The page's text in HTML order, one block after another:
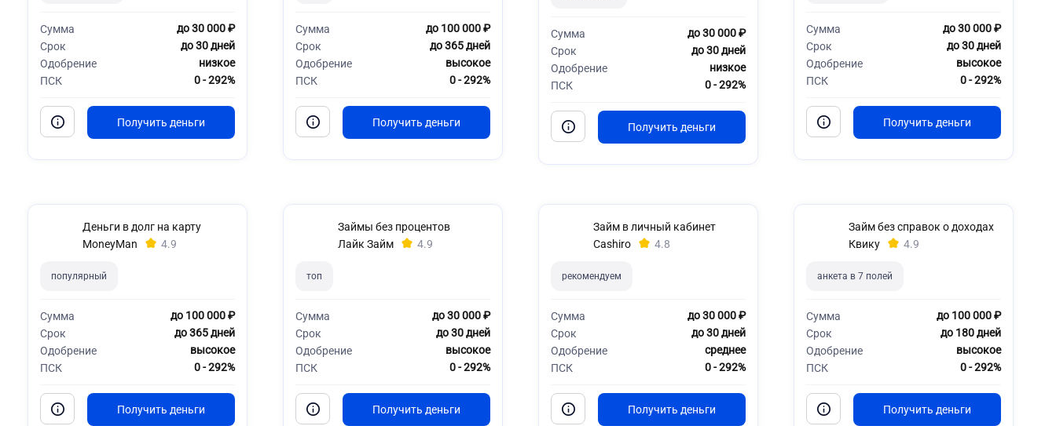
Сумма
до 30 000 ₽
Срок
до 30 дней
Одобрение
низкое
ПСК
0 - 292%
Сумма
до 100 000 ₽
Срок
до 365 дней
Одобрение
высокое
ПСК
0 - 292%
Сумма
до 30 000 ₽
Срок
до 30 дней
Одобрение
низкое
ПСК
0 - 292%
Сумма
до 30 000 ₽
Срок
до 30 дней
Одобрение
высокое
ПСК
0 - 292%
Деньги в долг на карту
MoneyMan
4.9
популярный
Сумма
до 100 000 ₽
Срок
до 365 дней
Одобрение
высокое
ПСК
0 - 292%
Займы без процентов
Лайк Займ
4.9
топ
Сумма
до 30 000 ₽
Срок
до 30 дней
Одобрение
высокое
ПСК
0 - 292%
Займ в личный кабинет
Cashiro
4.8
рекомендуем
Сумма
до 30 000 ₽
Срок
до 30 дней
Одобрение
среднее
ПСК
0 - 292%
Займ без справок о доходах
Квику
4.9
анкета в 7 полей
Сумма
до 100 000 ₽
Срок
до 180 дней
Одобрение
высокое
ПСК
0 - 292%